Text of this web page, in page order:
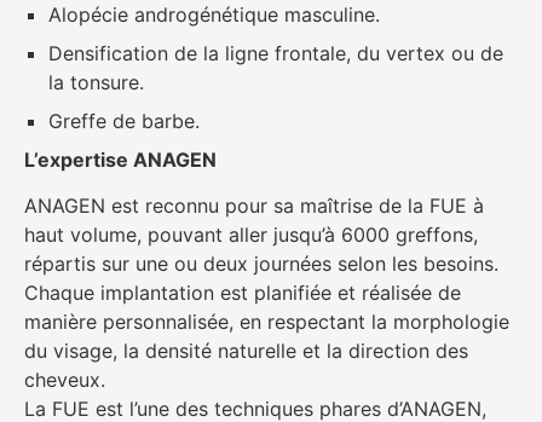
Alopécie androgénétique masculine.
Densification de la ligne frontale, du vertex ou de
la tonsure.
Greffe de barbe.
L’expertise ANAGEN
ANAGEN est reconnu pour sa maîtrise de la FUE à
haut volume, pouvant aller jusqu’à 6000 greffons,
répartis sur une ou deux journées selon les besoins.
Chaque implantation est planifiée et réalisée de
manière personnalisée, en respectant la morphologie
du visage, la densité naturelle et la direction des
cheveux.
La FUE est l’une des techniques phares d’ANAGEN,